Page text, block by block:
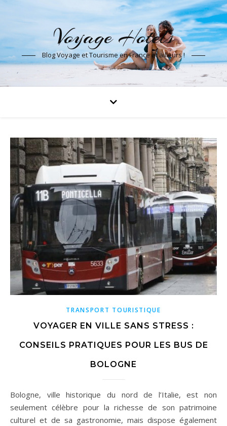
Voyage Hotels
Blog Voyage et Tourisme en France et ailleurs !
TRANSPORT TOURISTIQUE
VOYAGER EN VILLE SANS STRESS :
CONSEILS PRATIQUES POUR LES BUS DE
BOLOGNE
Bologne, ville historique du nord de l’Italie, est non
seulement célèbre pour la richesse de son patrimoine
culturel et de sa gastronomie, mais dispose également